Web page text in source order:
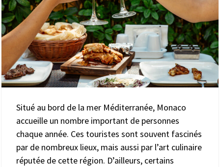
Situé au bord de la mer Méditerranée, Monaco
accueille un nombre important de personnes
chaque année. Ces touristes sont souvent fascinés
par de nombreux lieux, mais aussi par l’art culinaire
réputée de cette région. D’ailleurs, certains